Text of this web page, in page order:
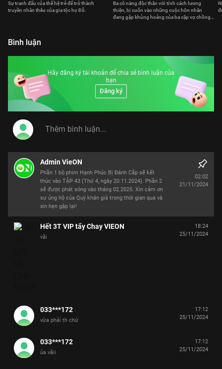
Sự tranh đấu của thế hệ trẻ để trở thành
truyền nhân thêu của gia tộc họ Đỗ.
Ba cô nàng độc thân với tính cách lương
thiện, bị cuốn vào những cuộc hôn nhân
đang gặp khủng hoảng của ba cặp vợ chồng
Bình luận
Hãy đăng ký tài khoản để chia sẻ bình luận của
bạn
Đăng ký
Admin VieON
Phần 1 bộ phim Hạnh Phúc Bị Đánh Cắp sẽ kết
thúc vào TẬP 43 (Thứ 4, ngày 20.11.2024). Phần 2
sẽ được phát sóng vào tháng 02.2025. Xin cảm ơn
sự ủng hộ của Quý khán giả trong thời gian qua và
xin hẹn gặp lại!
02:02
21/11/2024
Hết 3T VIP tẩy Chay VIEON
vãi
18:24
25/11/2024
033***172
vừa phải th chứ
17:12
25/11/2024
033***172
ủa vãii
17:12
25/11/2024